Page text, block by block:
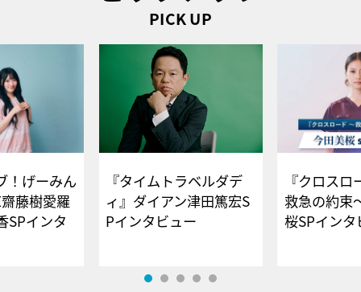
PICK UP
！げーみん
藤樹愛羅
SPインタ
『タイムトラベルダデ
ィ』ダイアン津田篤宏S
Pインタビュー
『クロス
救急の約束
桜SPイ